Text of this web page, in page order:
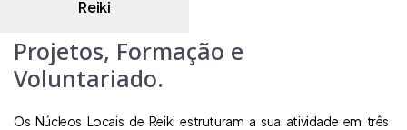
Reiki
Projetos, Formação e
Voluntariado.
Os Núcleos Locais de Reiki estruturam a sua atividade em três